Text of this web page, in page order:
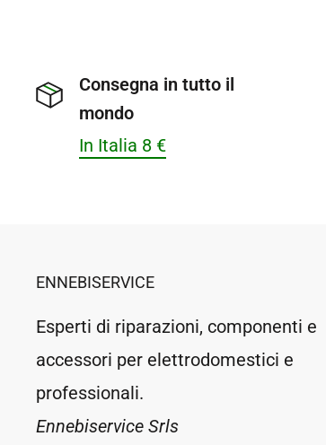
Consegna in tutto il
mondo
In Italia 8 €
ENNEBISERVICE
Esperti di riparazioni, componenti e
accessori per elettrodomestici e
professionali.
Ennebiservice Srls